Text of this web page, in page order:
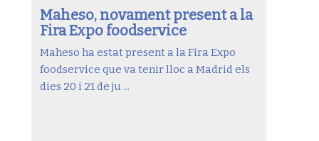
Maheso, novament present a la
Fira Expo foodservice
Maheso ha estat present a la Fira Expo
foodservice que va tenir lloc a Madrid els
dies 20 i 21 de ju ...